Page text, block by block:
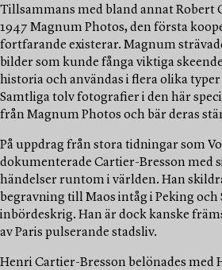
Tillsammans med bland annat Robert
1947 Magnum Photos, den första
fortfarande existerar. Magnum
bilder som kunde fånga viktiga
historia och användas i flera olika
Samtliga tolv fotografier i den här
från Magnum Photos och bär deras
På uppdrag från stora tidningar som
dokumenterade Cartier-Bresson med
händelser runtom i världen. Han
begravning till Maos intåg i Peking och
inbördeskrig. Han är dock kanske
av Paris pulserande stadsliv.
Henri Cartier-Bresson belönades med